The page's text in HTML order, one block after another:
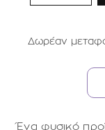
Δωρέαν
Ένα φυσικό